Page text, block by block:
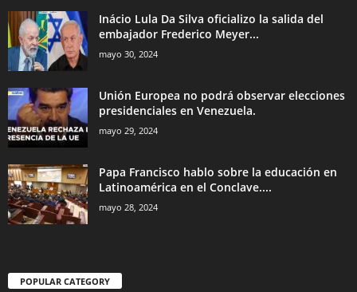
Inácio Lula Da Silva oficializo la salida del
embajador Frederico Meyer...
mayo 30, 2024
Unión Europea no podrá observar elecciones
presidenciales en Venezuela.
mayo 29, 2024
Papa Francisco hablo sobre la educación en
Latinoamérica en el Conclave....
mayo 28, 2024
POPULAR CATEGORY